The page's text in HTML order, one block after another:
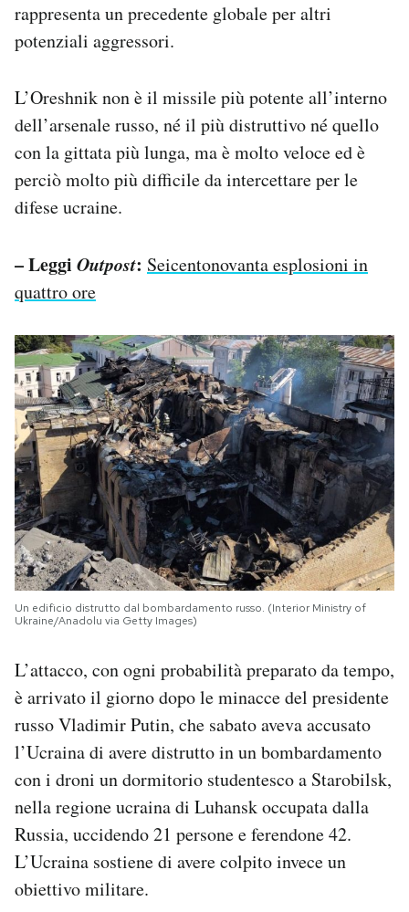
rappresenta un precedente globale per altri
potenziali aggressori.
L’Oreshnik non è il missile più potente all’interno
dell’arsenale russo, né il più distruttivo né quello
con la gittata più lunga, ma è molto veloce ed è
perciò molto più difficile da intercettare per le
difese ucraine.
– Leggi Outpost: Seicentonovanta esplosioni in
quattro ore
Un edificio distrutto dal bombardamento russo. (Interior Ministry of
Ukraine/Anadolu via Getty Images)
L’attacco, con ogni probabilità preparato da tempo,
è arrivato il giorno dopo le minacce del presidente
russo Vladimir Putin, che sabato aveva accusato
l’Ucraina di avere distrutto in un bombardamento
con i droni un dormitorio studentesco a Starobilsk,
nella regione ucraina di Luhansk occupata dalla
Russia, uccidendo 21 persone e ferendone 42.
L’Ucraina sostiene di avere colpito invece un
obiettivo militare.